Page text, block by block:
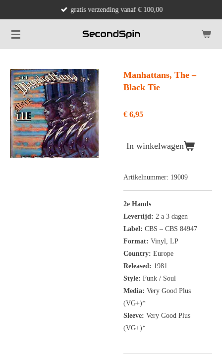
naar
de
gratis verzending vanaf € 100,00
Manhattans, The ‎–
Black Tie
€ 6,95
In winkelwagen
Artikelnummer: 19009
2e Hands
Levertijd: 2 a 3 dagen
Label: CBS ‎– CBS 84947
Format: Vinyl, LP
Country: Europe
Released: 1981
Style: Funk / Soul
Media: Very Good Plus
(VG+)*
Sleeve: Very Good Plus
(VG+)*